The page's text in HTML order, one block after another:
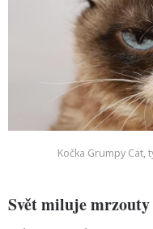
Kočka Grumpy Cat,
Svět miluje mrzouty